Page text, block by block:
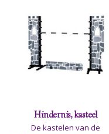
Hindernis, kasteel
De kastelen van de